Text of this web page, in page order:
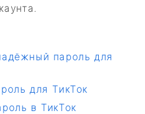
пароль для
для ТикТок
в ТикТок